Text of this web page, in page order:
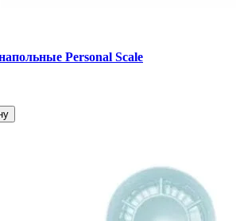
Personal Scale